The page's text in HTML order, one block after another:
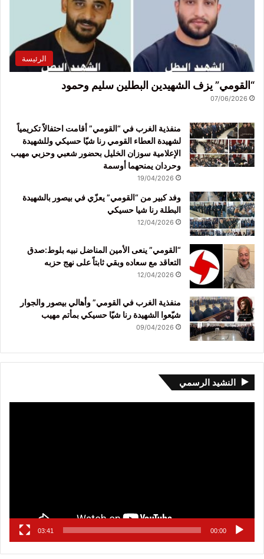
الرئيسة
“القومي” يزف الشهيدين البطلين سليم وحمود
07/06/2026
منفذية الغرب في “القومي” أقامت احتفالاً تكريمياً
لشهيدة العطاء القومي رنا شيّا حسيكي وللشهيدة
الإعلامية سوزان الخليل بحضور شعبي وحزبي مهيب
وحردان يمنحهما أوسمة
19/04/2026
وفد كبير من “القومي” يعزّي في بيصور بالشهيدة
البطلة رنا شيا حسيكي
12/04/2026
“القومي” ينعى الأمين المناضل نبيه بلوط:صدق
التعاقد مع سعاده وبقي ثابتاً على نهج حزبه
12/04/2026
منفذية الغرب في القومي” وأهالي بيصور والجوار
شيّعوا الشهيدة رنا شيّا حسيكي بمأتم مهيب
09/04/2026
النشيد الرسمي
00:00
03:41